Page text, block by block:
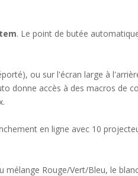
. Le point de butée
ou sur l'écran large à
donne accès à des macros de
en ligne avec 10
mélange Rouge/Vert/Bleu, le